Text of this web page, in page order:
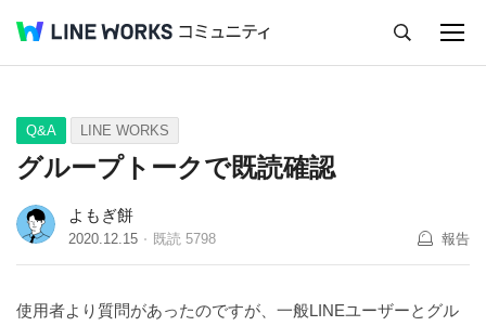
Q&A Tips Ideas
Q&A LINE WORKS
グループトークで既読確認
よもぎ餅
2020.12.15 既読 5798 報告
使用者より質問があったのですが、一般LINEユーザーとグル